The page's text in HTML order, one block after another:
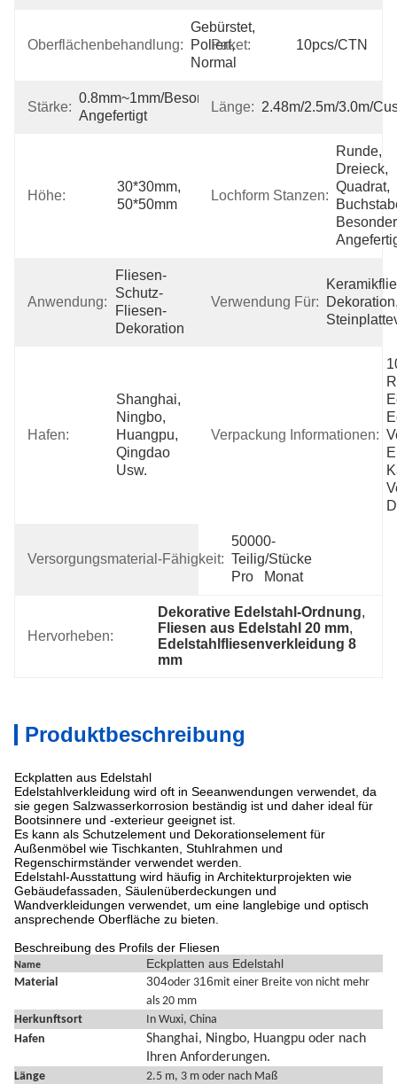
Oberflächenbehandlung:
Gebürstet,
Poliert,
Normal
Paket: 10pcs/CTN
Stärke:
0.8mm~1mm/besonders
Angefertigt
Länge: 2.48m/2.5m/3.0m/
Höhe:
30*30mm,
50*50mm
Lochform Stanzen:
Runde,
Dreieck,
Quadrat,
Anwendung:
Fliesen-
Schutz-
Fliesen-
Dekoration
Verwendung Für:
Hafen:
Shanghai,
Ningbo,
Huangpu,
Qingdao
Usw.
Verpackung Informationen:
Versorgungsmaterial-Fähigkeit:
50000-
Teilig/Stücke
Pro   Monat
Hervorheben:
Dekorative Edelstahl-Ordnung
Fliesen aus Edelstahl 20 mm,
Edelstahlfliesenverkleidung 8
mm
Produktbeschreibung
Eckplatten aus Edelstahl
Edelstahlverkleidung wird oft in Seeanwendungen verwendet, da
sie gegen Salzwasserkorrosion beständig ist und daher ideal für
Bootsinnere und -exterieur geeignet ist.
Es kann als Schutzelement und Dekorationselement für
Außenmöbel wie Tischkanten, Stuhlrahmen und
Regenschirmständer verwendet werden.
Edelstahl-Ausstattung wird häufig in Architekturprojekten wie
Gebäudefassaden, Säulenüberdeckungen und
Wandverkleidungen verwendet, um eine langlebige und optisch
ansprechende Oberfläche zu bieten.
Beschreibung des Profils der Fliesen
Name Eckplatten aus Edelstahl
Material 304oder 316mit einer Breite von nicht mehr
als 20 mm
Herkunftsort
In Wuxi, China
Hafen
Shanghai, Ningbo, Huangpu oder nach
Ihren Anforderungen.
Länge 2.5 m, 3 m oder nach Maß